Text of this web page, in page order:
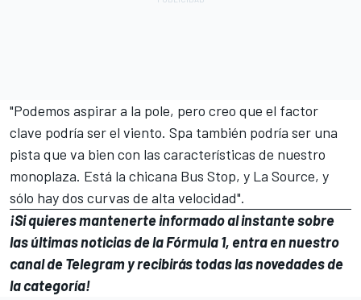
"Podemos aspirar a la pole, pero creo que el factor
clave podría ser el viento. Spa también podría ser una
pista que va bien con las características de nuestro
monoplaza. Está la chicana Bus Stop, y La Source, y
sólo hay dos curvas de alta velocidad".
¡Si quieres mantenerte informado al instante sobre
las últimas noticias de laFórmula 1, entra ennuestro
canal de Telegramy recibirás todas las novedades de
la categoría!